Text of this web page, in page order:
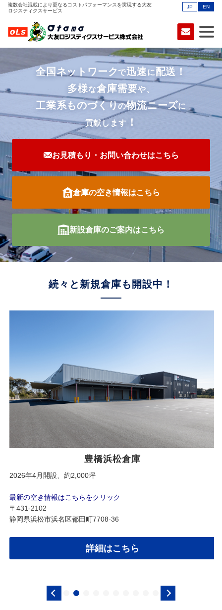
複数会社混載により更なるコストパフォーマンスを実現する大友
ロジスティクスサービス
JP EN
全国ネットワーク で迅速に配送！
多様な倉庫需要や、
工業系ものづくりの物流ニーズに
貢献します ！
お見積もり・お問い合わせはこちら
倉庫の空き情報はこちら
新設倉庫のご案内はこちら
続々と新規倉庫も開設中！
豊橋浜松倉庫
2026年4月開設、約2,000坪
最新の空き情報はこちらをクリック
〒431-2102
静岡県浜松市浜名区都田町7708-36
詳細はこちら